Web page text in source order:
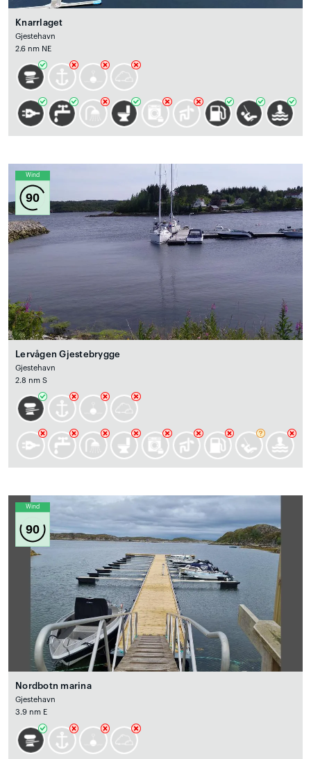
Knarrlaget
Gjestehavn
2.6 nm NE
Wind
90
Lervågen Gjestebrygge
Gjestehavn
2.8 nm S
Wind
90
Nordbotn marina
Gjestehavn
3.9 nm E